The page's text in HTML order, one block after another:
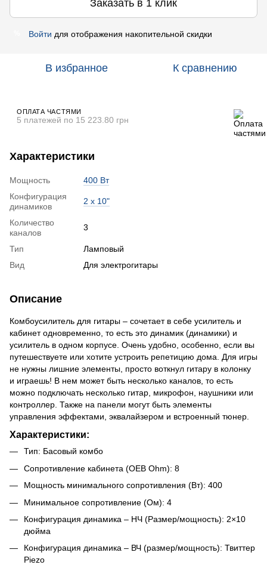
Заказать в 1 клик
Войти для отображения накопительной скидки
В избранное К сравнению
ОПЛАТА ЧАСТЯМИ
5 платежей по 15 223.80 грн
Характеристики
Мощность
400 Вт
Конфигурация
динамиков
2 х 10"
Количество
каналов
3
Тип
Ламповый
Вид
Для электрогитары
Описание
Комбоусилитель для гитары – сочетает в себе усилитель и
кабинет одновременно, то есть это динамик (динамики) и
усилитель в одном корпусе. Очень удобно, особенно, если вы
путешествуете или хотите устроить репетицию дома. Для игры
не нужны лишние элементы, просто воткнул гитару в колонку
и играешь! В нем может быть несколько каналов, то есть
можно подключать несколько гитар, микрофон, наушники или
контроллер. Также на панели могут быть элементы
управления эффектами, эквалайзером и встроенный тюнер.
Характеристики:
Тип: Басовый комбо
Сопротивление кабинета (OEB Ohm): 8
Мощность минимального сопротивления (Вт): 400
Минимальное сопротивление (Ом): 4
Конфигурация динамика – НЧ (Размер/мощность): 2×10
дюйма
Конфигурация динамика – ВЧ (размер/мощность): Твиттер
Piezo